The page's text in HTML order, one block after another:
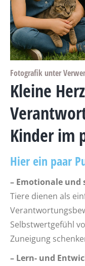
Fotografik unter
Kleine
Kinder im
Hier ein paar
– Emotionale und
Tiere dienen als
Selbstwertgefühl
Zuneigung
– Lern- und